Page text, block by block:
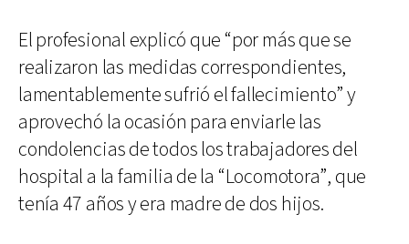
El profesional explicó que “por más que se
realizaron las medidas correspondientes,
lamentablemente sufrió el fallecimiento” y
aprovechó la ocasión para enviarle las
condolencias de todos los trabajadores del
hospital a la familia de la “Locomotora”, que
tenía 47 años y era madre de dos hijos.